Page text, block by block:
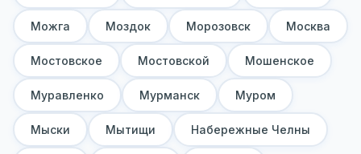
Можга Моздок Морозовск Москва
Мостовское Мостовской Мошенское
Муравленко Мурманск Муром
Мыски Мытищи Набережные Челны